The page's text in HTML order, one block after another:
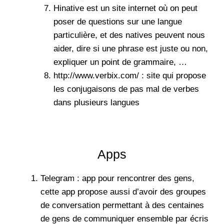
Hinativeest un site internet où on peut
poser de questions sur une langue
particulière, et des natives peuvent nous
aider, dire si une phrase est juste ou non,
expliquer un point de grammaire, …
http://www.verbix.com/ : site qui propose
les conjugaisons de pas mal de verbes
dans plusieurs langues
Apps
Telegram : app pour rencontrer des gens,
cette app propose aussi d’avoir des groupes
de conversation permettant à des centaines
de gens de communiquer ensemble par écris